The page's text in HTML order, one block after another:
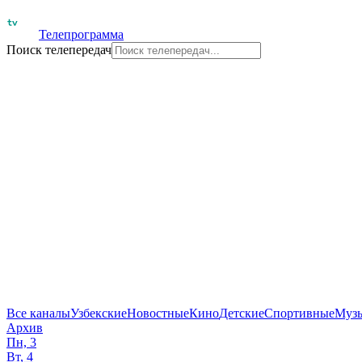
Телепрограмма
Поиск телепередач
Все каналыУзбекскиеНовостныеКиноДетскиеСпортивные
Архив
Пн, 3
Вт, 4